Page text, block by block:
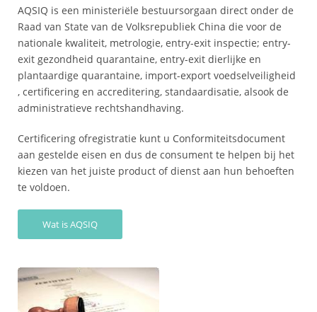
AQSIQ is een ministeriële bestuursorgaan direct onder de
Raad van State van de Volksrepubliek China die voor de
nationale kwaliteit, metrologie, entry-exit inspectie; entry-
exit gezondheid quarantaine, entry-exit dierlijke en
plantaardige quarantaine, import-export voedselveiligheid
, certificering en accreditering, standaardisatie, alsook de
administratieve rechtshandhaving.
Certificering ofregistratie kunt u Conformiteitsdocument
aan gestelde eisen en dus de consument te helpen bij het
kiezen van het juiste product of dienst aan hun behoeften
te voldoen.
Wat is AQSIQ
*
Certificate
search
*
CIFER
Application
*
AQSIQ
Application
*
Certification
Cost
AQSIQ
laboratory
*